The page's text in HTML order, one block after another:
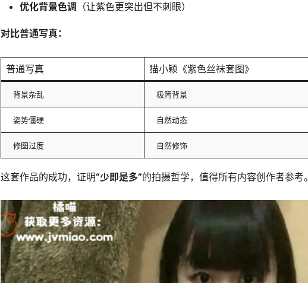
优化背景色调 （让紫色更突出但不刺眼）
对比普通写真：
普通写真 猫小颖《紫色丝袜套图》
背景杂乱 极简背景
姿势僵硬 自然动态
修图过度 自然修饰
这套作品的成功，证明“少即是多”的拍摄哲学，值得所有内容创作者参考。